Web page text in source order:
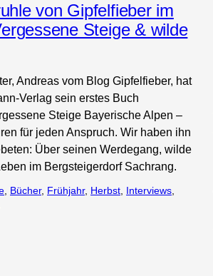
von Gipfelfieber im
Steige & wilde
Andreas vom Blog Gipfelfieber, hat
Verlag sein erstes Buch
Steige Bayerische Alpen –
für jeden Anspruch. Wir haben ihn
Über seinen Werdegang, wilde
im Bergsteigerdorf Sachrang.
Bücher, Frühjahr, Herbst Interviews